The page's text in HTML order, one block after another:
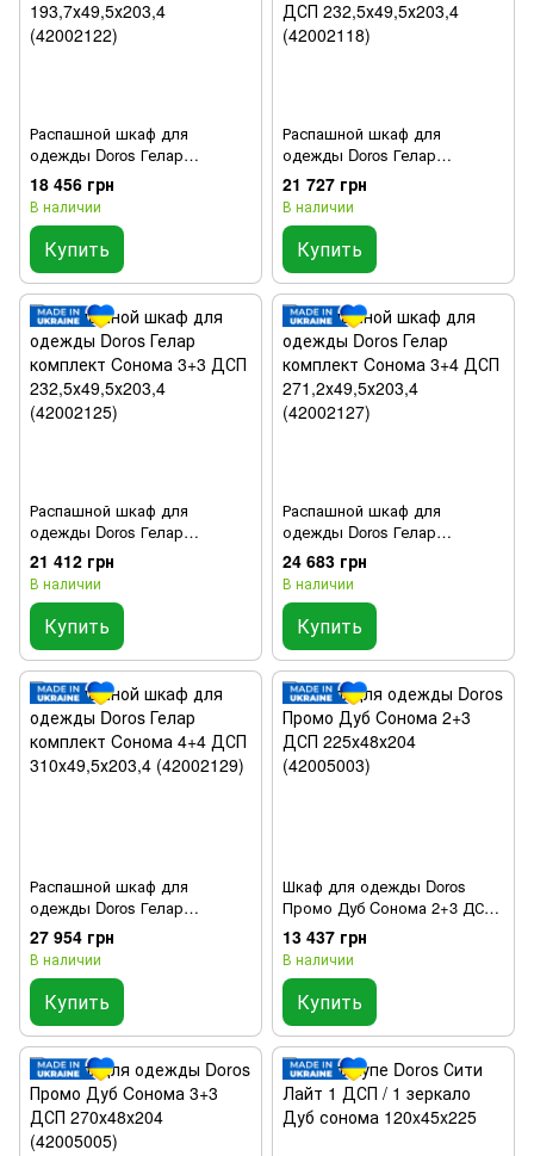
Распашной шкаф для
одежды Doros Гелар
комплект Cонома 2+3 ДСП
193,7х49,5х203,4 (42002122)
18 456 грн
В наличии
Купить
Распашной шкаф для
одежды Doros Гелар
комплект Дуб Cонома 2+4
ДСП 232,5х49,5х203,4
(42002118)
21 727 грн
В наличии
Купить
Распашной шкаф для
одежды Doros Гелар
комплект Cонома 3+3 ДСП
232,5х49,5х203,4 (42002125)
21 412 грн
В наличии
Купить
Распашной шкаф для
одежды Doros Гелар
комплект Cонома 3+4 ДСП
271,2х49,5х203,4 (42002127)
24 683 грн
В наличии
Купить
Распашной шкаф для
одежды Doros Гелар
комплект Cонома 4+4 ДСП
310х49,5х203,4 (42002129)
27 954 грн
В наличии
Купить
Шкаф для одежды Doros
Промо Дуб Cонома 2+3 ДСП
225х48х204 (42005003)
13 437 грн
В наличии
Купить